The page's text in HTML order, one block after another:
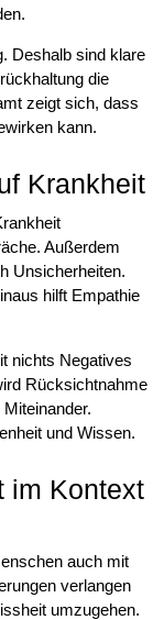
Deshalb sind klare
die
zeigt sich, dass
kann.
Krankheit
Außerdem
Unsicherheiten.
hilft Empathie
nichts Negatives
Rücksichtnahme
und Wissen.
im Kontext
auch mit
verlangen
umzugehen.